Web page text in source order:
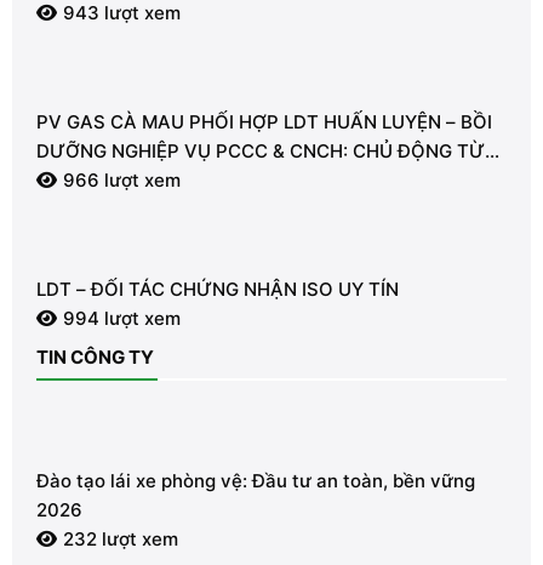
943 lượt xem
PV GAS CÀ MAU PHỐI HỢP LDT HUẤN LUYỆN – BỒI
DƯỠNG NGHIỆP VỤ PCCC & CNCH: CHỦ ĐỘNG TỪ
TỪNG GIÂY VÌ AN TOÀN
966 lượt xem
LDT – ĐỐI TÁC CHỨNG NHẬN ISO UY TÍN
994 lượt xem
TIN CÔNG TY
Đào tạo lái xe phòng vệ: Đầu tư an toàn, bền vững
2026
232 lượt xem